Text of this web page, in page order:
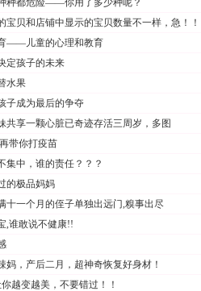
种都危险——你用了多少种呢？
宝贝和店铺中显示的宝贝数量不一样，急！！
——儿童的心理和教育
定孩子的未来
水果
成为最后的争夺
共享一颗心脏已奇迹存活三周岁，多图
带你打疫苗
集中，谁的责任？？？
的极品妈妈
十一个月的侄子单独出远门,糗事出尽
,谁敢说不健康!!
妈，产后二月，超神奇恢复好身材！
越变越美，不要错过！！